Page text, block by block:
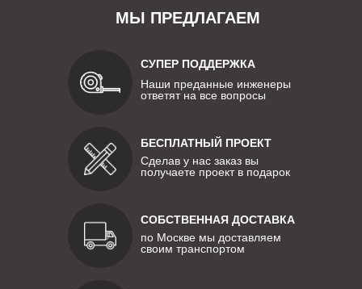
МЫ ПРЕДЛАГАЕМ
СУПЕР ПОДДЕРЖКА
Наши преданные инженеры
ответят на все вопросы
БЕСПЛАТНЫЙ ПРОЕКТ
Сделав у нас заказ вы
получаете проект в подарок
СОБСТВЕННАЯ ДОСТАВКА
по Москве мы доставляем
своим транспортом